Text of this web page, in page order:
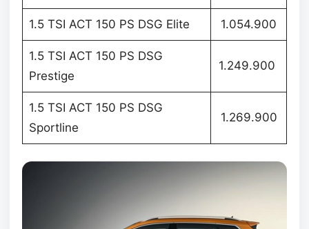
1.5 TSI ACT 150 PS DSG Elite 1.054.900
1.5 TSI ACT 150 PS DSG
Prestige
1.249.900
1.5 TSI ACT 150 PS DSG
Sportline
1.269.900